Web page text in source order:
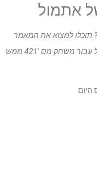
אתמול
תוכלו למצוא את המאמר
עבור
משחק מס '421 ממש
היום